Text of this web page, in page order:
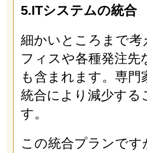
5.ITシステムの統合
細かいところまで考
フィスや各種発注先
も含まれます。専門
統合により減少する
す。
この統合プランです